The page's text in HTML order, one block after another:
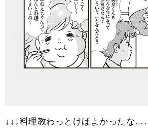
↓↓↓料理教わっとけばよかったな